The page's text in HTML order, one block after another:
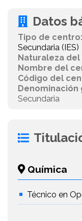
Datos
Tipo de centro:
Secundaria (IES)
Naturaleza
Nombre del
Código del
Denominación
Secundaria
Química
Técnico en